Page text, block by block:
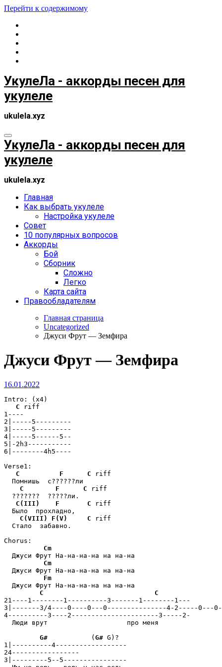
Перейти к содержимому
УкулеЛа - аккорды песен для
укулеле
ukulela.xyz
УкулеЛа - аккорды песен для
укулеле
ukulela.xyz
Главная
Как выбрать укулеле
Настройка укулеле
Совет
10 популярных вопросов
Аккорды
Бой
Сборник
Сложно
Легко
Карта сайта
Правообладателям
Главная страница
Uncategorized
Джуси Фрут — Земфира
Джуси Фрут — Земфира
16.01.2022
Intro: (x4)
C riff
1----
2|-----5---------
3|-----5---------
4|-----5------5--
5|-2h3-----------
6|--------4h5----
Verse1:
C
F C riff
  Помнишь  с??????ли
C
F C riff
  ???????  ?????ли.
C(III)
F C riff
  Было  прохладно,
C(VIII)
F(V) C riff
  Стало  забавно.
Chorus:
Cm
  Джуси Фрут На-на-на-на на на-на
Cm
  Джуси Фрут На-на-на-на на на-на
Fm
  Джуси Фрут На-на-на-на на на-на
C
C
21----1--------1----------3-------1--------1---
3|-------3/4----0----0---0---------------4-2-----0---
4----------3----2----------------------3-----2-
  Люди врут                    про меня
G#
           (
G# G)?
1|----------4------------------
24-----------------
3|---------5--5----------------